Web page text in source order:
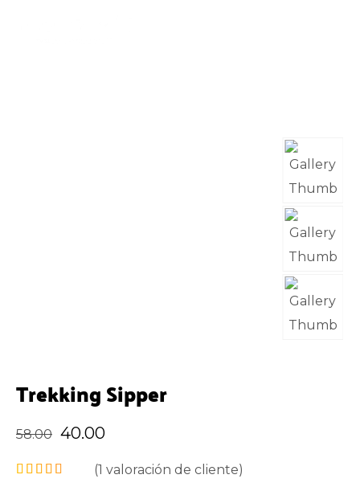
Trekking Sipper
58.00 40.00
(1 valoración de cliente)